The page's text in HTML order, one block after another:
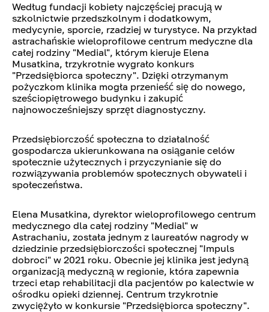
Według fundacji kobiety najczęściej pracują w
szkolnictwie przedszkolnym i dodatkowym,
medycynie, sporcie, rzadziej w turystyce. Na przykład
astrachańskie wieloprofilowe centrum medyczne dla
całej rodziny "Medial", którym kieruje Elena
Musatkina, trzykrotnie wygrało konkurs
"Przedsiębiorca społeczny". Dzięki otrzymanym
pożyczkom klinika mogła przenieść się do nowego,
sześciopiętrowego budynku i zakupić
najnowocześniejszy sprzęt diagnostyczny.
Przedsiębiorczość społeczna to działalność
gospodarcza ukierunkowana na osiąganie celów
społecznie użytecznych i przyczynianie się do
rozwiązywania problemów społecznych obywateli i
społeczeństwa.
Elena Musatkina, dyrektor wieloprofilowego centrum
medycznego dla całej rodziny "Medial" w
Astrachaniu, została jednym z laureatów nagrody w
dziedzinie przedsiębiorczości społecznej "Impuls
dobroci" w 2021 roku. Obecnie jej klinika jest jedyną
organizacją medyczną w regionie, która zapewnia
trzeci etap rehabilitacji dla pacjentów po kalectwie w
ośrodku opieki dziennej. Centrum trzykrotnie
zwyciężyło w konkursie "Przedsiębiorca społeczny".